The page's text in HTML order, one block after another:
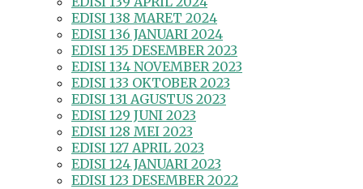
EDISI 138 MARET 2024
EDISI 136 JANUARI 2024
EDISI 135 DESEMBER 2023
EDISI 134 NOVEMBER 2023
EDISI 133 OKTOBER 2023
EDISI 131 AGUSTUS 2023
EDISI 129 JUNI 2023
EDISI 128 MEI 2023
EDISI 127 APRIL 2023
EDISI 124 JANUARI 2023
EDISI 123 DESEMBER 2022